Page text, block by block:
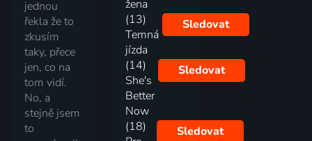
jednou
řekla že to
zkusím
taky, přece
jen, co na
tom vidí.
No, a
stejně jsem
to
žena
(13)
Temná
jízda
Sledovat
(14)
She's
Better
Now
Sledovat
(18)
Sledovat